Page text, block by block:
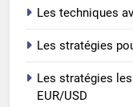
Les techniques
Les stratégies
Les stratégies
EUR/USD